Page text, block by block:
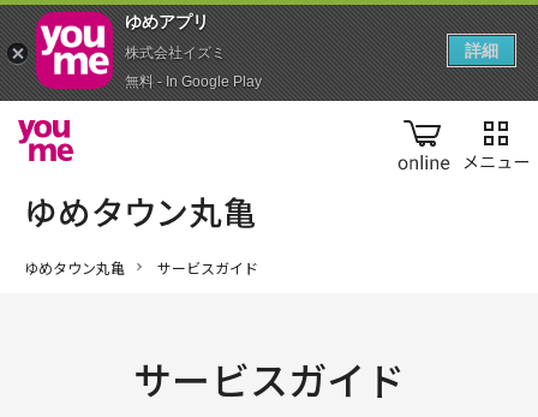
online
ゆめタウン丸亀 サービスガイド
サービスガイド
ゆめアプ‪リ‬
株式会社イズミ
無料 - In Google Play
詳細